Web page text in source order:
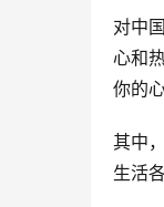
对中
心和
你的
其中
生活